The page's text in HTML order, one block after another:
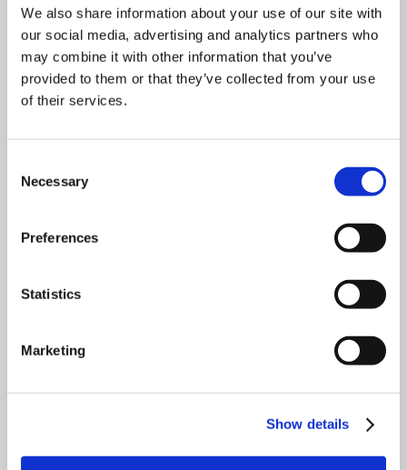
We also share information about your use of our site with
our social media, advertising and analytics partners who
may combine it with other information that you’ve
provided to them or that they’ve collected from your use
of their services.
Selection
Necessary
Preferences
Statistics
Marketing
Show details
PRIVACY POLICY STATEMENT